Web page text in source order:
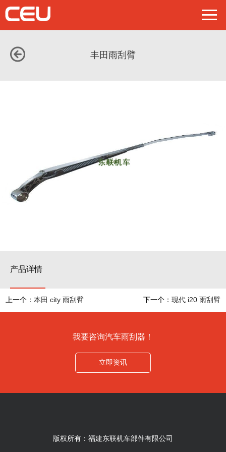
丰田雨刮臂
产品详情
上一个：本田 city 雨刮臂 下一个： 现代 i20 雨刮臂
我要咨询汽车雨刮器！
立即资讯
版权所有：福建东联机车部件有限公司